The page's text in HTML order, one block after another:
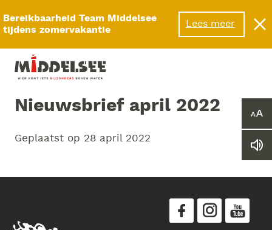
Bereikbaarheid Team Middelsee
tijdens zomervakantie
Lees meer
Menu
of
Nieuwsbrief april 2022
Geplaatst op 28 april 2022